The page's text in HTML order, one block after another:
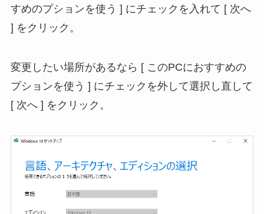
すめのプションを使う ] にチェックを入れて [ 次へ
] をクリック。
変更したい場所があるなら [ このPCにおすすめの
プションを使う ] にチェックを外して選択し直して
[ 次へ ] をクリック。